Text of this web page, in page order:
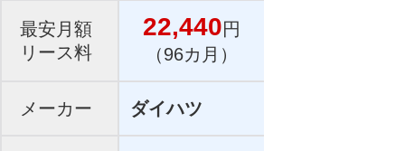
最安月額
リース料
22,440円
（96カ月）
メーカー ダイハツ